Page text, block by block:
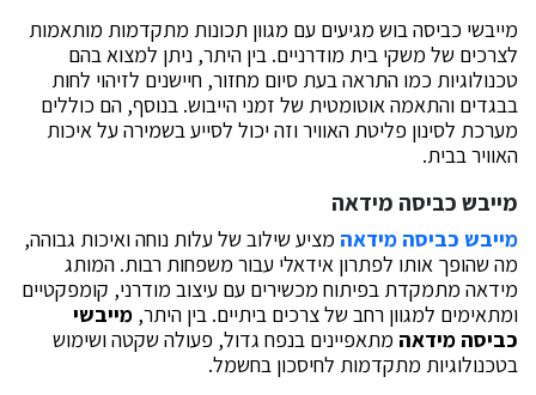
מייבשי כביסה בוש מגיעים עם מגוון תכונות מתקדמות מותאמות
לצרכים של משקי בית מודרניים. בין היתר, ניתן למצוא בהם
טכנולוגיות כמו התראה בעת סיום מחזור, חיישנים לזיהוי לחות
בבגדים והתאמה אוטומטית של זמני הייבוש. בנוסף, הם כוללים
מערכת לסינון פליטת האוויר וזה יכול לסייע בשמירה על איכות
האוויר בבית.
מייבש כביסה מידאה
מייבש כביסה מידאה מציע שילוב של עלות נוחה ואיכות גבוהה,
מה שהופך אותו לפתרון אידאלי עבור משפחות רבות. המותג
מידאה מתמקדת בפיתוח מכשירים עם עיצוב מודרני, קומפקטיים
ומתאימים למגוון רחב של צרכים ביתיים. בין היתר, מייבשי
כביסה מידאה מתאפיינים בנפח גדול, פעולה שקטה ושימוש
בטכנולוגיות מתקדמות לחיסכון בחשמל.